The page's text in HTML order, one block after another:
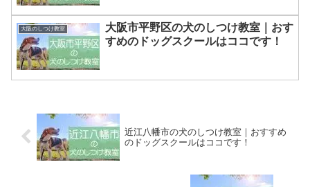
大阪のしつけ教室
大阪市平野区の犬のしつけ教室｜おす
すめのドッグスクールはココです！
近江八幡市の犬のしつけ教室｜おすすめ
のドッグスクールはココです！